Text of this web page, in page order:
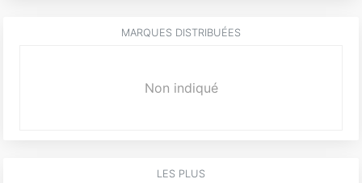
MARQUES DISTRIBUÉES
Non indiqué
LES PLUS